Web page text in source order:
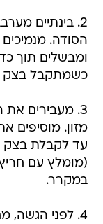
2. בינתיים
הסודה.
ומבשלים תוך
כשמתקבל בצק
3. מעבירים
מזון. מוסיפים
עד לקבלת בצק
(מומלץ עם
במקרר.
4. לפני הגשה,